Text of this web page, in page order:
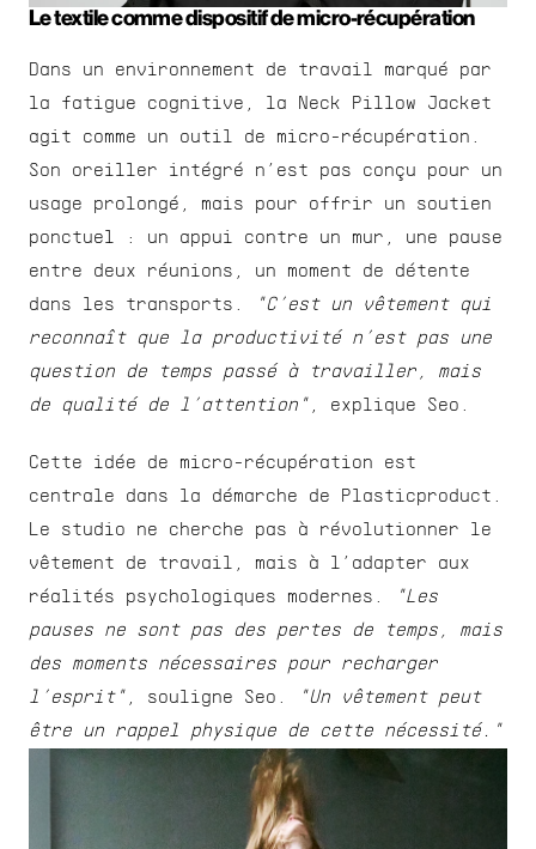
Le textile comme dispositif de micro-récupération
Dans un environnement de travail marqué par
la fatigue cognitive, la Neck Pillow Jacket
agit comme un outil de micro-récupération.
Son oreiller intégré n’est pas conçu pour un
usage prolongé, mais pour offrir un soutien
ponctuel : un appui contre un mur, une pause
entre deux réunions, un moment de détente
dans les transports.
"C’est un vêtement qui
reconnaît que la productivité n’est pas une
question de temps passé à travailler, mais
de qualité de l’attention" , explique Seo.
Cette idée de micro-récupération est
centrale dans la démarche de Plasticproduct.
Le studio ne cherche pas à révolutionner le
vêtement de travail, mais à l’adapter aux
réalités psychologiques modernes.
"Les
pauses ne sont pas des pertes de temps, mais
des moments nécessaires pour recharger
l’esprit" , souligne Seo.
"Un vêtement peut
être un rappel physique de cette nécessité."